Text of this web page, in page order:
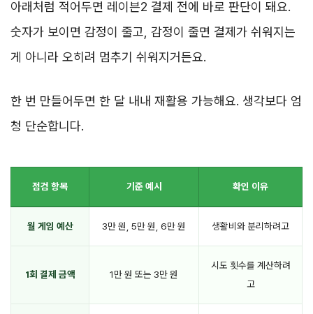
아래처럼 적어두면 레이븐2 결제 전에 바로 판단이 돼요.
숫자가 보이면 감정이 줄고, 감정이 줄면 결제가 쉬워지는
게 아니라 오히려 멈추기 쉬워지거든요.
한 번 만들어두면 한 달 내내 재활용 가능해요. 생각보다 엄
청 단순합니다.
점검 항목 기준 예시 확인 이유
월 게임 예산 3만 원, 5만 원, 6만 원 생활비와 분리하려고
1회 결제 금액 1만 원 또는 3만 원
시도 횟수를 계산하려
고